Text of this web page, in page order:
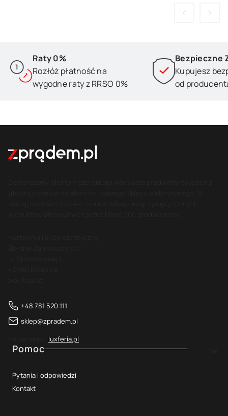
Raty 0%
Rozłóż płatność na
wygodne raty z RRSO 0%
Bezpieczne
Kupujesz
od
+48 781 520 111
sklep@zpradem.pl
luxferia.pl
Linki w stopce
Pomoc
Pytania i odpowiedzi
Kontakt